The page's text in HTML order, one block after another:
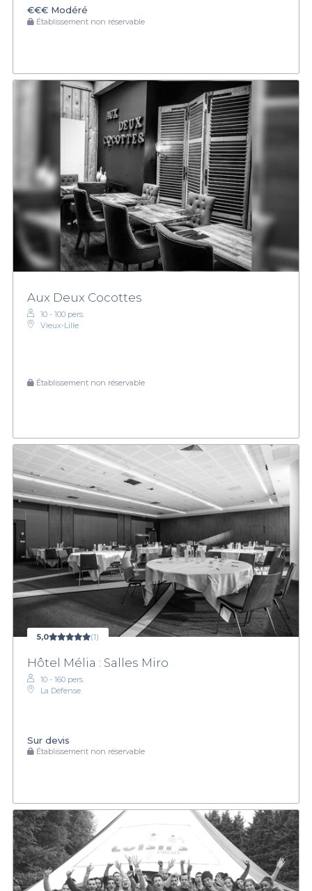
€€€ Modéré
Établissement non réservable
Aux Deux Cocottes
10 - 100 pers.
Vieux-Lille
Établissement non réservable
5,0 (1)
Hôtel Mélia : Salles Miro
10 - 160 pers.
La Défense
Sur devis
Établissement non réservable